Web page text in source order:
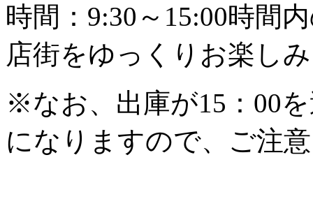
時間：9:30～15:00時間
店街をゆっくりお楽し
※なお、出庫が15：00
になりますので、ご注